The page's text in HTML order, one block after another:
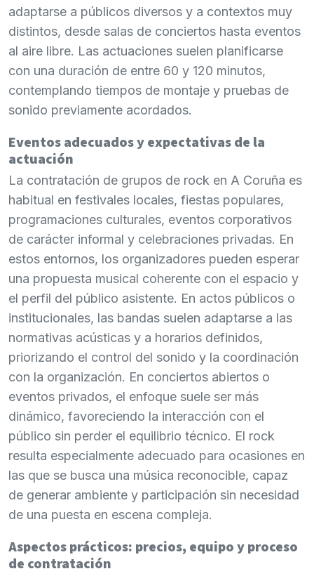
adaptarse a públicos diversos y a contextos muy
distintos, desde salas de conciertos hasta eventos
al aire libre. Las actuaciones suelen planificarse
con una duración de entre 60 y 120 minutos,
contemplando tiempos de montaje y pruebas de
sonido previamente acordados.
Eventos adecuados y expectativas de la
actuación
La contratación de grupos de rock en A Coruña es
habitual en festivales locales, fiestas populares,
programaciones culturales, eventos corporativos
de carácter informal y celebraciones privadas. En
estos entornos, los organizadores pueden esperar
una propuesta musical coherente con el espacio y
el perfil del público asistente. En actos públicos o
institucionales, las bandas suelen adaptarse a las
normativas acústicas y a horarios definidos,
priorizando el control del sonido y la coordinación
con la organización. En conciertos abiertos o
eventos privados, el enfoque suele ser más
dinámico, favoreciendo la interacción con el
público sin perder el equilibrio técnico. El rock
resulta especialmente adecuado para ocasiones en
las que se busca una música reconocible, capaz
de generar ambiente y participación sin necesidad
de una puesta en escena compleja.
Aspectos prácticos: precios, equipo y proceso
de contratación